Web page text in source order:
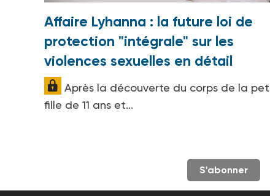
Affaire Lyhanna : la future loi de
protection "intégrale" sur les
violences sexuelles en détail
Après la découverte du corps de la
fille de 11 ans et...
S'abonner